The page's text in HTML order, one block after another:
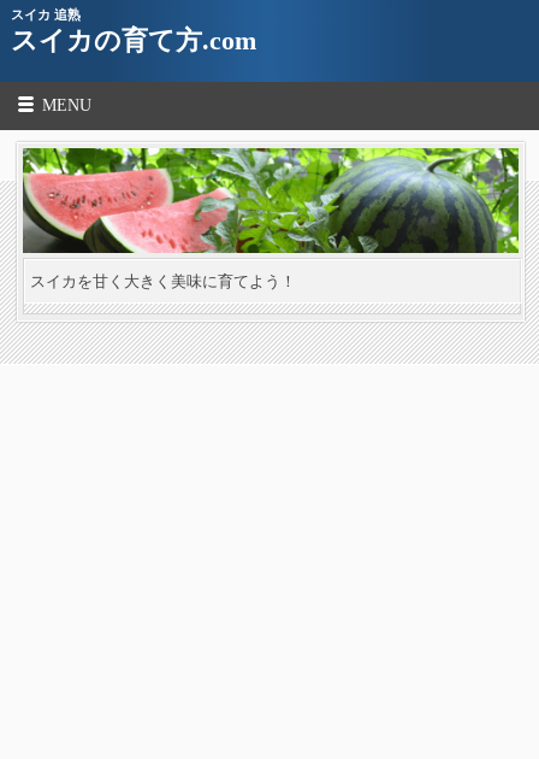
スイカ 追熟
スイカの育て方.com
MENU
スイカを甘く大きく美味に育てよう！